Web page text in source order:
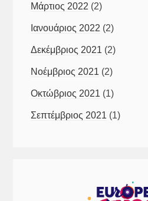
Μάρτιος 2022 (2)
Ιανουάριος 2022 (2)
Δεκέμβριος 2021 (2)
Νοέμβριος 2021 (2)
Οκτώβριος 2021 (1)
Σεπτέμβριος 2021 (1)